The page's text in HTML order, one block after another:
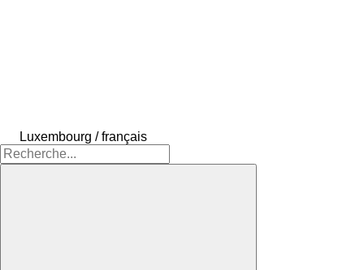
Luxembourg / français